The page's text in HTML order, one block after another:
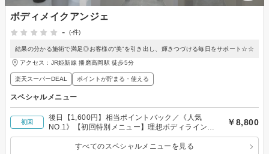
ボディメイクアンジェ
-
(-件)
結果の分かる施術で満足◎お客様の”美”を引き出し、輝きつづける毎日をサポート☆☆
アクセス：JR姫新線 播磨高岡駅 徒歩5分
楽天スーパーDEAL ポイントが貯まる・使える
スペシャルメニュー
初回
後日【1,600円】相当ポイントバック／《人気
NO.1》【初回特別メニュー】理想ボディラインを
手に入れるAnge式メディカルセル全身施術
￥8,800
すべてのスペシャルメニューを見る